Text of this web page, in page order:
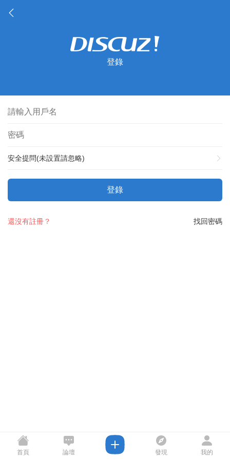
登錄
安全提問(未設置請忽略)
登錄
找回密碼
還沒有註冊？
首頁 論壇 發現 我的